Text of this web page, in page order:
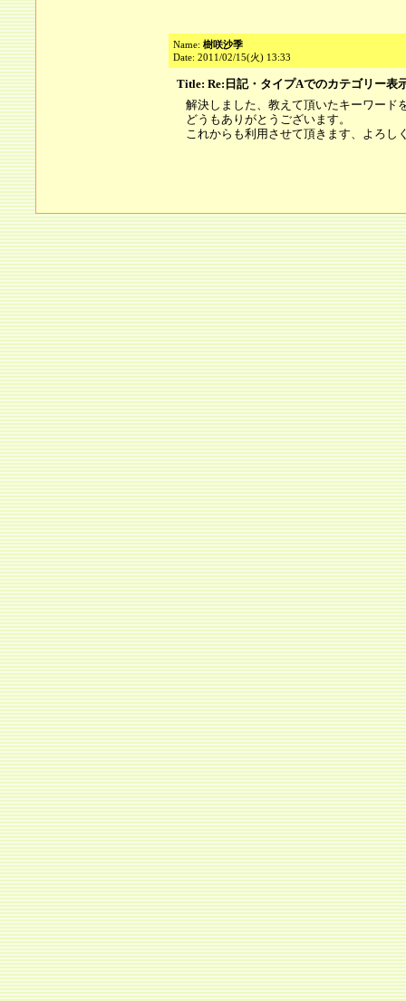
Name: 樹咲沙季
Date: 2011/02/15(火) 13:33
Title: Re:日記・タイプAでのカテゴリー表
解決しました、教えて頂いたキーワード
どうもありがとうございます。
これからも利用させて頂きます、よろし